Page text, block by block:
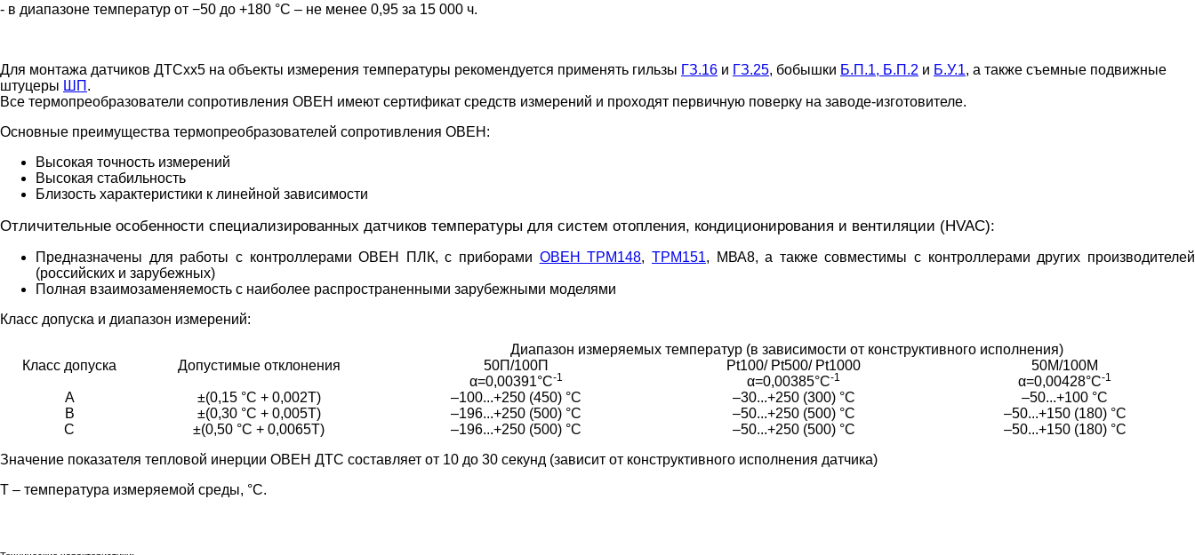
- в диапазоне температур от −50 до +180 °С – не менее 0,95 за 15 000 ч.
Для монтажа датчиков ДТСхх5 на объекты измерения температуры рекомендуется применять гильзы ГЗ.16 и ГЗ.25, бобышки Б.П.1, Б.П.2 и Б.У.1, а также съемные подвижные
штуцеры ШП .
Все термопреобразователи сопротивления ОВЕН имеют сертификат средств измерений и проходят первичную поверку на заводе-изготовителе.
Основные преимущества термопреобразователей сопротивления ОВЕН:
Высокая точность измерений
Высокая стабильность
Близость характеристики к линейной зависимости
Отличительные особенности специализированных датчиков температуры для систем отопления, кондиционирования и вентиляции (HVAC):
Предназначены для работы с контроллерами ОВЕН ПЛК, с приборами ОВЕН ТРМ148, ТРМ151, МВА8, а также совместимы с контроллерами других производителей
(российских и зарубежных)
Полная взаимозаменяемость с наиболее распространенными зарубежными моделями
Класс допуска и диапазон измерений:
Класс допуска Допустимые отклонения
Диапазон измеряемых температур (в зависимости от конструктивного исполнения)
50П/100П
Pt100/ Pt500/ Pt1000
50М/100М
α=0,00391°С-1 α=0,00385°С-1 α=0,00428°С-1
A ±(0,15 °С + 0,002Т) –100...+250 (450) °С –30...+250 (300) °С
–50...+100 °С
B
±(0,30 °С + 0,005Т) –196...+250 (500) °С –50...+250 (500) °С
–50...+150 (180) °С
C
±(0,50 °С + 0,0065Т) –196...+250 (500) °С –50...+250 (500) °С
–50...+150 (180) °С
Значение показателя тепловой инерции ОВЕН ДТС составляет от 10 до 30 секунд (зависит от конструктивного исполнения датчика)
Т – температура измеряемой среды, °С.